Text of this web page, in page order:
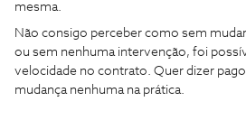
mesma.
Não consigo perceber como sem
ou sem nenhuma intervenção, foi
velocidade no contrato. Quer dizer
mudança nenhuma na prática.